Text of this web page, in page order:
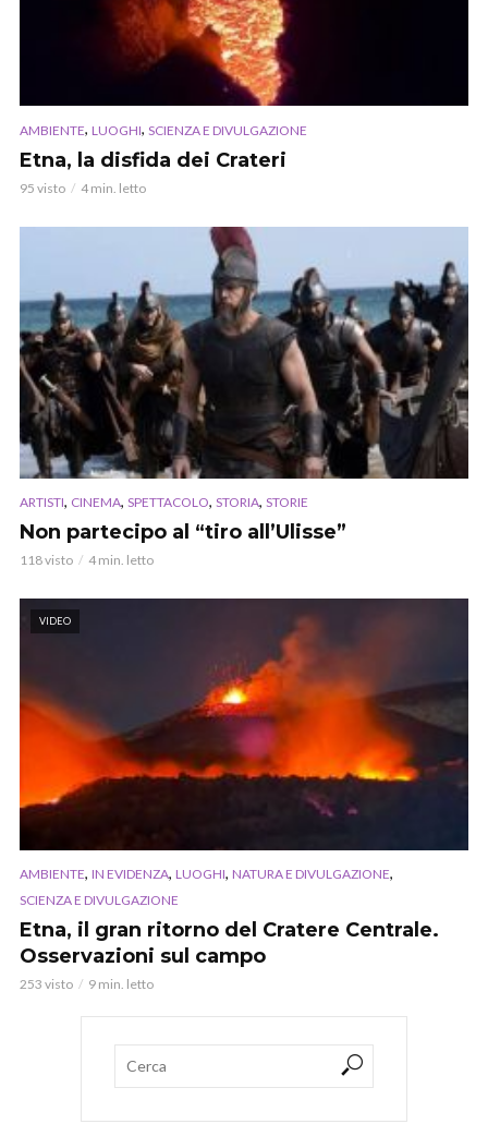
AMBIENTE, LUOGHI, SCIENZA E DIVULGAZIONE
Etna, la disfida dei Crateri
95 visto 4 min. letto
ARTISTI, CINEMA, SPETTACOLO, STORIA, STORIE
Non partecipo al “tiro all’Ulisse”
118 visto 4 min. letto
VIDEO
AMBIENTE, IN EVIDENZA, LUOGHI, NATURA E DIVULGAZIONE,
SCIENZA E DIVULGAZIONE
Etna, il gran ritorno del Cratere Centrale.
Osservazioni sul campo
253 visto 9 min. letto